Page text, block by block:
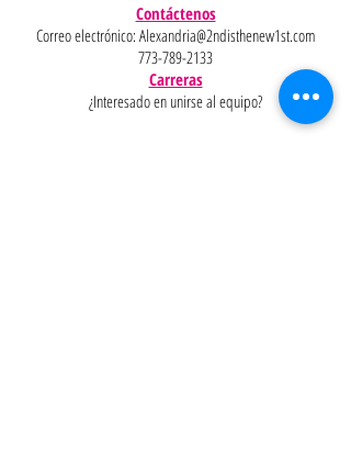
Contáctenos
Correo electrónico: Alexandria@2ndisthenew1st.com
773-789-2133
Carreras
¿Interesado en unirse al equipo?